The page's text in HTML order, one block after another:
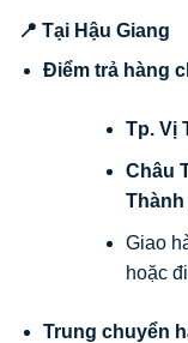
📍 Tại Hậu Giang
Điểm trả hàng
Tp. Vị
Châu
Thành
Giao
hoặc
Trung chuyển